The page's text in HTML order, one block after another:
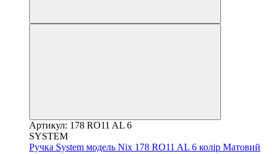
Артикул: 178 RO11 AL 6
SYSTEM
Ручка System модель Nix 178 RO11 AL 6 колір Матовий